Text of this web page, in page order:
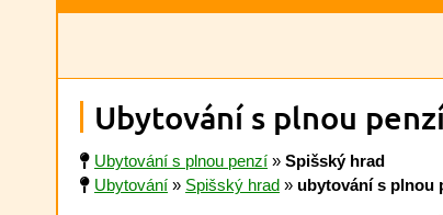
Ubytování s plnou
Ubytování s plnou penzí » Spišský hrad
Ubytování » Spišský hrad » ubytování s plnou